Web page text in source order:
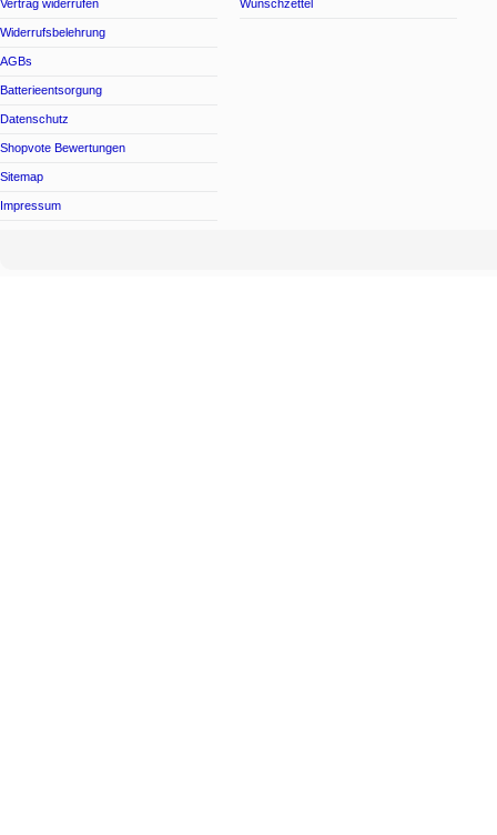
Vertrag widerrufen
Widerrufsbelehrung
AGBs
Batterieentsorgung
Datenschutz
Shopvote Bewertungen
Sitemap
Impressum
Wunschzettel